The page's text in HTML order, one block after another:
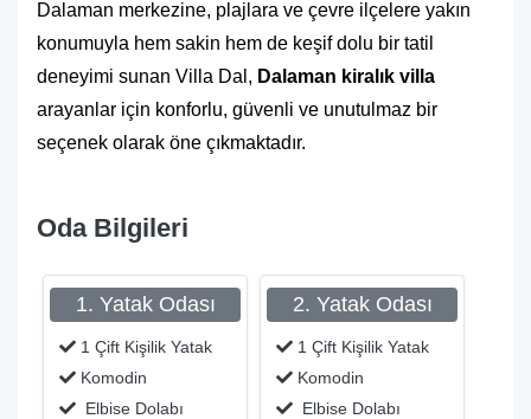
Dalaman merkezine, plajlara ve çevre ilçelere yakın
konumuyla hem sakin hem de keşif dolu bir tatil
deneyimi sunan Villa Dal, Dalaman kiralık villa
arayanlar için konforlu, güvenli ve unutulmaz bir
seçenek olarak öne çıkmaktadır.
Oda Bilgileri
1. Yatak Odası
1 Çift Kişilik Yatak
Komodin
Elbise Dolabı
2. Yatak Odası
1 Çift Kişilik Yatak
Komodin
Elbise Dolabı